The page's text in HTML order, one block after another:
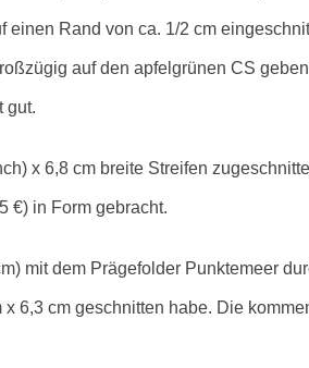
einen Rand von ca. 1/2 cm
auf den apfelgrünen CS geben
gut.
x 6,8 cm breite Streifen
€) in Form gebracht.
mit dem Prägefolder Punktemeer
6,3 cm geschnitten habe. Die